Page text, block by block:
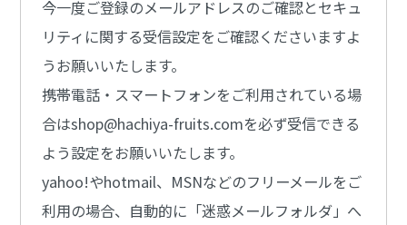
今一度ご登録のメールアドレスのご確認とセキュ
リティに関する受信設定をご確認くださいますよ
うお願いいたします。
携帯電話・スマートフォンをご利用されている場
合はshop@hachiya-fruits.comを必ず受信できる
よう設定をお願いいたします。
yahoo!やhotmail、MSNなどのフリーメールをご
利用の場合、自動的に「迷惑メールフォルダ」へ